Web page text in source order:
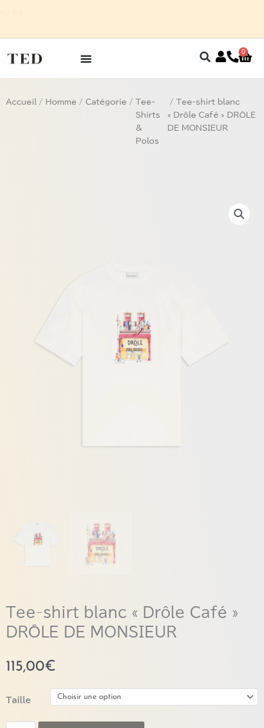
0
Accueil / Homme / Catégorie / Tee-
Shirts
&
Polos
/ Tee-shirt blanc
« Drôle Café » DRÔLE
DE MONSIEUR
Tee-shirt blanc « Drôle Café »
DRÔLE DE MONSIEUR
115,00€
Taille
quantité
Tee-